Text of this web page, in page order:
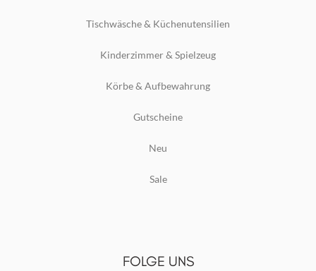
Tischwäsche & Küchenutensilien
Kinderzimmer & Spielzeug
Körbe & Aufbewahrung
Gutscheine
Neu
Sale
FOLGE UNS